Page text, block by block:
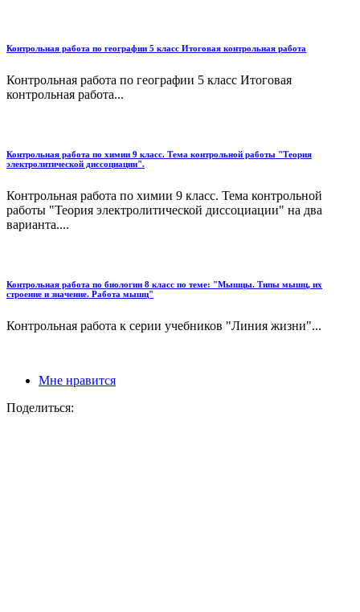
Контрольная работа по географии 5 класс Итоговая контрольная работа
Контрольная работа по географии 5 класс Итоговая
контрольная работа...
Контрольная работа по химии 9 класс. Тема контрольной работы "Теория
электролитической диссоциации".
Контрольная работа по химии 9 класс. Тема контрольной
работы "Теория электролитической диссоциации" на два
варианта....
Контрольная работа по биологии 8 класс по теме: "Мышцы. Типы мышц, их
строение и значение. Работа мышц"
Контрольная работа к серии учебников "Линия жизни"...
Мне нравится
Поделиться: